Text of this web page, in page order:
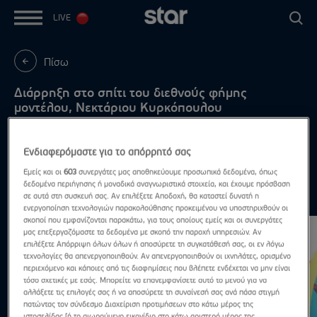
LIVE
Πίσω
Διάρρηξη στο σπίτι του διεθνούς φήμης
μοντέλου, Νεκτάριου Κυρκόπουλου
Highlights Δες τα όλα
Ενδιαφερόμαστε για το απόρρητό σας
Εμείς και οι603 συνεργάτες μας αποθηκεύουμε προσωπικά δεδομένα, όπως
δεδομένα περιήγησης ή μοναδικά αναγνωριστικά στοιχεία, και έχουμε πρόσβαση
σε αυτά στη συσκευή σας. Αν επιλέξετε Αποδοχή, θα καταστεί δυνατή η
ενεργοποίηση τεχνολογιών παρακολούθησης προκειμένου να υποστηριχθούν οι
σκοποί που εμφανίζονται παρακάτω, για τους οποίους εμείς και οι συνεργάτες
μας επεξεργαζόμαστε τα δεδομένα με σκοπό την παροχή υπηρεσιών. Αν
επιλέξετε Απόρριψη όλων όλων ή αποσύρετε τη συγκατάθεσή σας, οι εν λόγω
τεχνολογίες θα απενεργοποιηθούν. Αν απενεργοποιηθούν οι ιχνηλάτες, ορισμένο
περιεχόμενο και κάποιες από τις διαφημίσεις που βλέπετε ενδέχεται να μην είναι
τόσο σχετικές με εσάς. Μπορείτε να επανεμφανίσετε αυτό το μενού για να
αλλάξετε τις επιλογές σας ή να αποσύρετε τη συναίνεσή σας ανά πάσα στιγμή
πατώντας τον σύνδεσμο Διαχείριση προτιμήσεων στο κάτω μέρος της